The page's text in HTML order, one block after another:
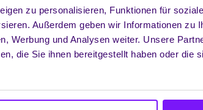
zu personalisieren, Funktionen für
Außerdem geben wir Informationen zu
Werbung und Analysen weiter. Unsere
die Sie ihnen bereitgestellt haben oder die